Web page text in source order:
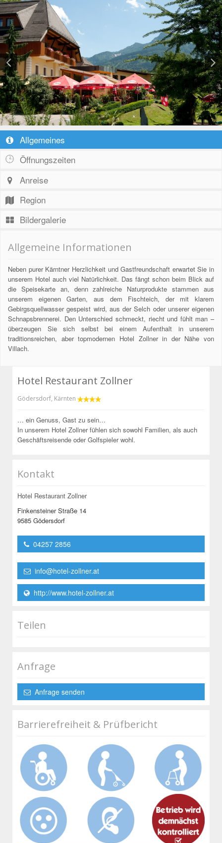
Allgemeines
Öffnungszeiten
Anreise
Region
Bildergalerie
Allgemeine Informationen
Neben purer Kärntner Herzlichkeit und Gastfreundschaft erwartet Sie in
unserem Hotel auch viel Natürlichkeit. Das fängt schon beim Blick auf
die Speisekarte an, denn zahlreiche Naturprodukte stammen aus
unserem eigenen Garten, aus dem Fischteich, der mit klarem
Gebirgsquellwasser gespeist wird, aus der Selch oder unserer eigenen
Schnapsbrennerei. Den Unterschied schmeckt, riecht und fühlt man –
überzeugen Sie sich selbst bei einem Aufenthalt in unserem
traditionsreichen, aber topmodernen Hotel Zollner in der Nähe von
Villach.
Hotel Restaurant Zollner
Gödersdorf, Kärnten
… ein Genuss, Gast zu sein…
In unserem Hotel Zollner fühlen sich sowohl Familien, als auch
Geschäftsreisende oder Golfspieler wohl.
Kontakt
Hotel Restaurant Zollner
Finkensteiner Straße 14
9585 Gödersdorf
04257 2856
info@hotel-zollner.at
http://www.hotel-zollner.at
Teilen
Anfrage
Anfrage senden
Barrierefreiheit & Prüfbericht